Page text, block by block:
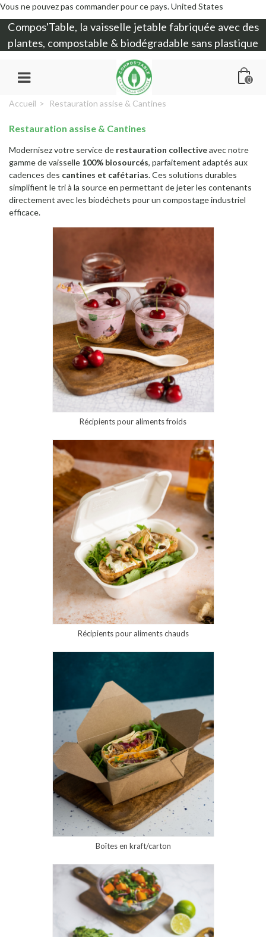
Vous ne pouvez pas commander pour ce pays.United States
Compos'Table, la vaisselle jetable fabriquée avec des
plantes, compostable & biodégradable sans plastique
0
Accueil > Restauration assise & Cantines
Restauration assise & Cantines
Modernisez votre service de restauration collectiveavec notre
gamme de vaisselle 100% biosourcés, parfaitement adaptés aux
cadences des cantines et cafétarias. Ces solutions durables
simplifient le tri à la source en permettant de jeter les contenants
directement avec les biodéchets pour un compostage industriel
efficace.
Récipients pour aliments froids
Récipients pour aliments chauds
Boîtes en kraft/carton